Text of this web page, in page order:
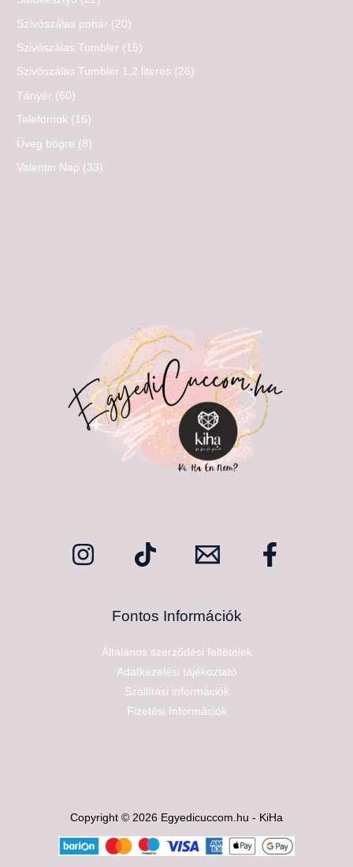
Szívószálas pohár (20)
Szivószálas Tumbler (15)
Szivószálas Tumbler 1,2 literes (26)
Tányér (60)
Telefontok (16)
Üveg bögre (8)
Valentin Nap (33)
Fontos Információk
Általános szerződési feltételek
Adatkezelési tájékoztató
Szállítási információk
Fizetési Információk
Copyright © 2026 Egyedicuccom.hu - KiHa